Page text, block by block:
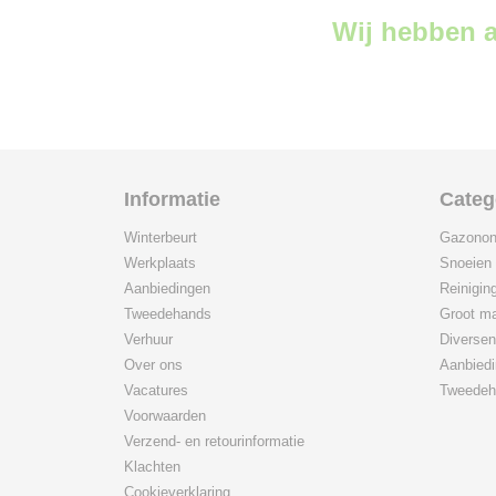
Wij hebben
Informatie
Winterbeurt
Werkplaats
Aanbiedingen
Tweedehands
Verhuur
Over ons
Vacatures
Voorwaarden
Verzend- en retourinformatie
Klachten
Cookieverklaring
Snoeien
Groot
Diversen